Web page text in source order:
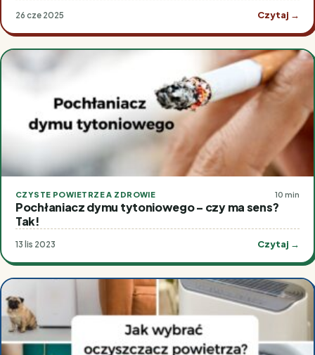
26 cze 2025 Czytaj →
CZYSTE POWIETRZE A ZDROWIE 10 min
Pochłaniacz dymu tytoniowego – czy ma sens?
Tak!
13 lis 2023 Czytaj →